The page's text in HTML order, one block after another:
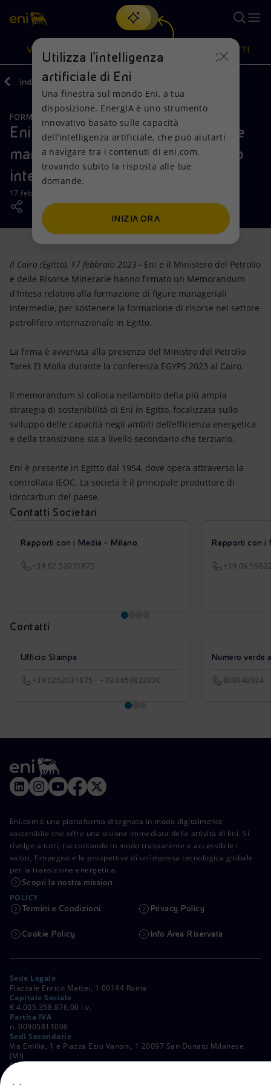
Cerca
scopri EnergIA, la nostra nuova soluzione di intelligenza
artificiale.
VISIONE
Visione
Mission e valori
Persone e Partnership
Net Zero
Modello satellitare
Energia accessibile
Innovazione
Azioni
Diversificazione energetica
Tecnologie per la transizione
Collaborazioni per l'innovazione
Attività nel mondo
PRODOTTI
Prodotti
Casa
Imprese
Mobilità
Indietro Media News
FORMAZIONE E LAVORO
Eni sostiene lo sviluppo delle risorse
manageriali per il settore petrolifero
internazionale in Egitto
17 febbraio 2023 - 16:20 CET
Il Cairo (Egitto), 17 febbraio 2023 - Eni e il Ministero del Petrolio
e delle Risorse Minerarie hanno firmato un Memorandum
d'Intesa relativo alla formazione di figure manageriali
intermedie, per sostenere la formazione di risorse nel settore
petrolifero internazionale in Egitto.
La firma è avvenuta alla presenza del Ministro del Petrolio
Tarek El Molla durante la conferenza EGYPS 2023 al Cairo.
Il memorandum si colloca nell’ambito della più ampia
strategia di sostenibilità di Eni in Egitto, focalizzata sullo
sviluppo delle capacità negli ambiti dell’efficienza energetica
e della transizione sia a livello secondario che terziario.
Eni è presente in Egitto dal 1954, dove opera attraverso la
controllata IEOC. La società è il principale produttore di
idrocarburi del paese.
Contatti Societari
Rapporti con i Media - Milano
+39 02 52031875
Rapporti con i
+39 06
Contatti
Ufficio Stampa
+39.0252031875 - +39.0659822030
Numero verde
800940924
Eni.com è una piattaforma disegnata in modo digitalmente
sostenibile che offre una visione immediata delle attività di Eni. Si
rivolge a tutti, raccontando in modo trasparente e accessibile i
valori, l’impegno e le prospettive di un’impresa tecnologica globale
per la transizione energetica.
Scopri la nostra mission
POLICY
Termini e Condizioni Privacy Policy
Cookie Policy Info Area Riservata
Sede Legale
Piazzale Enrico Mattei, 1 00144 Roma
Capitale Sociale
€ 4.005.358.876,00 i.v.
Partita IVA
n. 00905811006
Sedi Secondarie
Via Emilia, 1 e Piazza Ezio Vanoni, 1 20097 San Donato Milanese
(MI)
C. Fiscale e Registro Imprese di Roma
Utilizza l'intelligenza
artificiale di Eni
Una finestra sul mondo Eni, a tua
disposizione. EnergIA è uno strumento
innovativo basato sulle capacità
dell’intelligenza artificiale, che può aiutarti
a navigare tra i contenuti di eni.com,
trovando subito la risposta alle tue
domande.
INIZIA ORA